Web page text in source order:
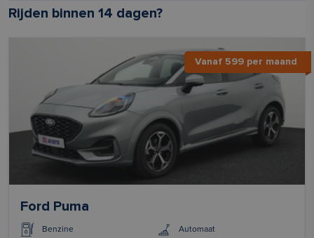
Rijden binnen 14 dagen?
Vanaf 599 per maand
Ford Puma
Benzine Automaat